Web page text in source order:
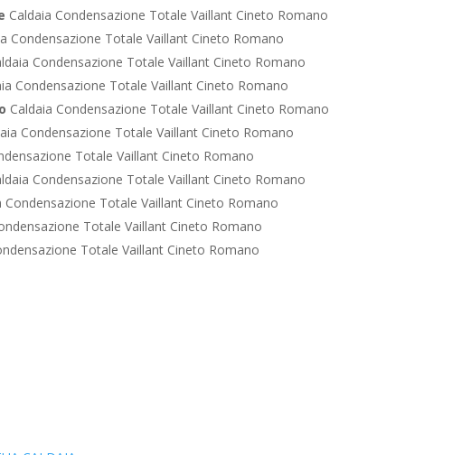
Caldaia Condensazione Totale Vaillant Cineto Romano
Condensazione Totale Vaillant Cineto Romano
Condensazione Totale Vaillant Cineto Romano
Condensazione Totale Vaillant Cineto Romano
Caldaia Condensazione Totale Vaillant Cineto Romano
Condensazione Totale Vaillant Cineto Romano
Totale Vaillant Cineto Romano
Condensazione Totale Vaillant Cineto Romano
Condensazione Totale Vaillant Cineto Romano
Totale Vaillant Cineto Romano
Totale Vaillant Cineto Romano